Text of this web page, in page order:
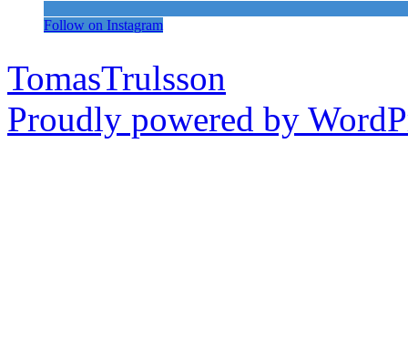
Follow on Instagram
TomasTrulsson
Proudly powered by